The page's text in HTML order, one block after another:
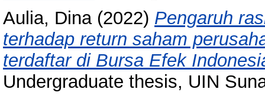
Aulia, Dina(2022) Pengaruh
terhadap return saham
terdaftar di Bursa Efek
Undergraduate thesis, UIN